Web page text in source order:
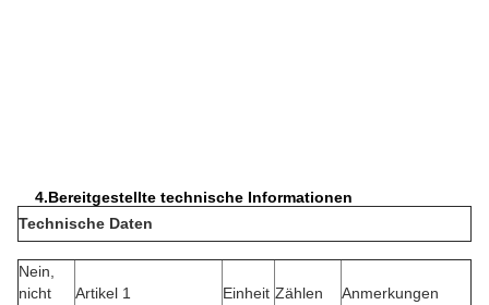
4.Bereitgestellte technische Informationen
Technische Daten
Nein,
nicht
Artikel 1 Einheit Zählen Anmerkungen